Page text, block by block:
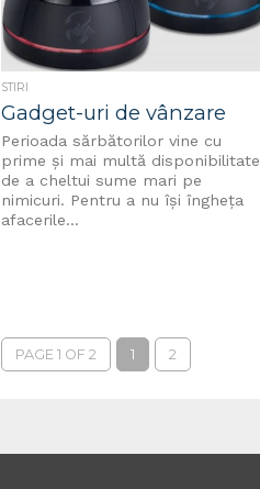
STIRI
Gadget-uri de vânzare
Perioada sărbătorilor vine cu
prime și mai multă disponibilitate
de a cheltui sume mari pe
nimicuri. Pentru a nu își îngheța
afacerile...
PAGE 1 OF 2 1 2